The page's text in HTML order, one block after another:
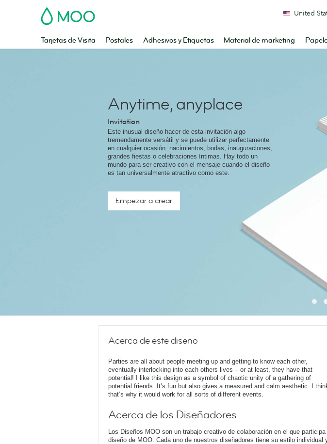
MOO
Tarjetas de Visita Postales Adhesivos y Etiquetas Material de marketing
United
Anytime, anyplace
Invitation
Este inusual diseño hacer de esta invitación algo
tremendamente versátil y se puede utilizar perfectamente
en cualquier ocasión: nacimientos, bodas, inauguraciones,
grandes fiestas o celebraciones íntimas. Hay todo un
mundo para ser creativo con el mensaje cuando el diseño
es tan universalmente atractivo como este.
Empezar a crear
Acerca de este diseño
Parties are all about people meeting up and getting to know each other,
eventually interlocking into each others lives – or at least, they have that
potential! I like this design as a symbol of chaotic unity of a gathering of
potential friends. It’s fun but also gives a measured and calm aesthetic. I
that’s why it would work for all sorts of different events.
Acerca de los Diseñadores
Los Diseños MOO son un trabajo creativo de colaboración en el que
diseño de MOO. Cada uno de nuestros diseñadores tiene su estilo individual